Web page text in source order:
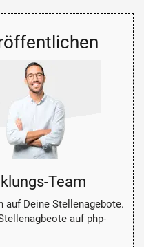
Team
auf Deine Stellenagebote.
auf php-